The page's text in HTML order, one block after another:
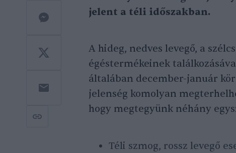
jelent a téli időszakban.
A hideg, nedves levegő, a
égéstermékeinek
általában december-január
jelenség komolyan
hogy megtegyünk néhány
Téli szmog, rossz levegő